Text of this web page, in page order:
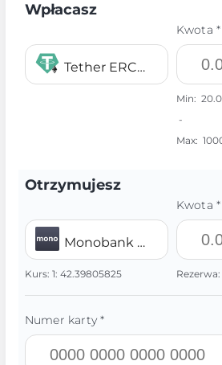
Wpłacasz
Tether ERC20 USDT
Kwota *
Min:
-
Max:
Otrzymujesz
Monobank UAH
Kurs: 1: 42.39805825
Kwota *
Rezerwa:
Numer karty *